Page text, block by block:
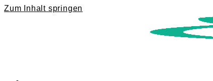
Zum Inhalt springen